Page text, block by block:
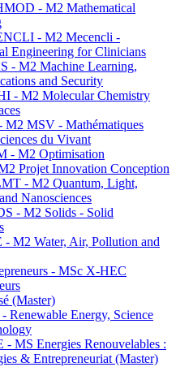
- M2 Mathematical
- M2 Mecencli -
Engineering for Clinicians
- M2 Machine Learning,
and Security
- M2 Molecular Chemistry
MSV - Mathématiques
du Vivant
- M2 Optimisation
Projet Innovation Conception
- M2 Quantum, Light,
Nanosciences
- M2 Solids - Solid
- M2 Water, Air, Pollution and
- MSc X-HEC
(Master)
Renewable Energy, Science
- MS Energies Renouvelables :
& Entrepreneuriat (Master)